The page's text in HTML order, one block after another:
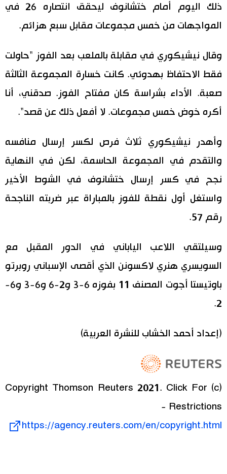
ذلك اليوم أمام ختشانوف ليحقق انتصاره 26 في
المواجهات من خمس مجموعات مقابل سبع هزائم.
وقال نيشيكوري في مقابلة بالملعب بعد الفوز "حاولت
فقط الاحتفاظ بهدوئي. كانت خسارة المجموعة الثالثة
صعبة. الأداء بشراسة كان مفتاح الفوز. صدقني، أنا
أكره خوض خمس مجموعات. لا أفعل ذلك عن قصد".
وأهدر نيشيكوري ثلاث فرص لكسر إرسال منافسه
والتقدم في المجموعة الحاسمة، لكن في النهاية
نجح في كسر إرسال ختشانوف في الشوط الأخير
واستغل أول نقطة للفوز بالمباراة عبر ضربته الناجحة
رقم 57.
وسيلتقي اللاعب الياباني في الدور المقبل مع
السويسري هنري لاكسونن الذي أقصى الإسباني روبرتو
باوتيستا أجوت المصنف 11 بفوزه 6-3 و2-6 و6-3 و6-
2.
(إعداد أحمد الخشاب للنشرة العربية)
(c) Copyright Thomson Reuters 2021. Click For
Restrictions -
https://agency.reuters.com/en/copyright.html